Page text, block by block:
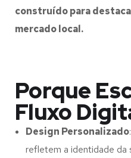
construído para
mercado local.
Porque
Fluxo
Design Personalizado
refletem a identidade da